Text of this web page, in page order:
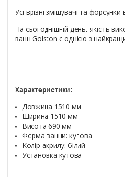
Усі врізні змішувачі та форсунки
На сьогоднішній день, якість
ванн Golston є однією з
Характеристики:
Довжина 1510 мм
Ширина 1510 мм
Висота 690 мм
Форма ванни: кутова
Колір акрилу: білий
Установка кутова